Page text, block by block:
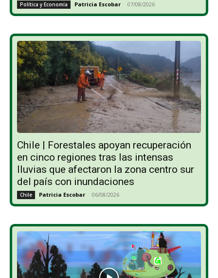
Política y Economía Patricia Escobar - 07/08/2026
Chile | Forestales apoyan recuperación
en cinco regiones tras las intensas
lluvias que afectaron la zona centro sur
del país con inundaciones
Chile Patricia Escobar - 06/08/2026